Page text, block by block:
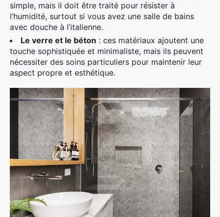
simple, mais il doit être traité pour résister à
l’humidité, surtout si vous avez une salle de bains
avec douche à l’italienne.
Le verre et le béton : ces matériaux ajoutent une
touche sophistiquée et minimaliste, mais ils peuvent
nécessiter des soins particuliers pour maintenir leur
aspect propre et esthétique.